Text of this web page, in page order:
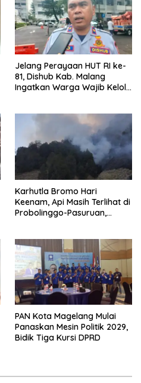
Jelang Perayaan HUT RI ke-
81, Dishub Kab. Malang
Ingatkan Warga Wajib Kelola
Karhutla Bromo Hari
Keenam, Api Masih Terlihat di
Probolinggo-Pasuruan,
PAN Kota Magelang Mulai
Panaskan Mesin Politik 2029,
Bidik Tiga Kursi DPRD